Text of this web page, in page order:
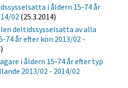
i åldern 15-74 år
02 (25.3.2014)
deltidssysselsatta av alla
74 år efter kön 2013/02 -
i åldern 15-74 år efter typ
2013/02 - 2014/02